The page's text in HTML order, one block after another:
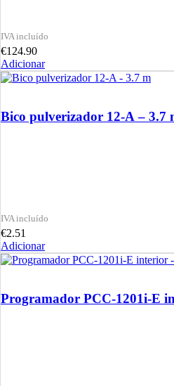
€124.90
Adicionar
Bico pulverizador 12-A – 3.7
€2.51
Adicionar
Programador PCC-1201i-E